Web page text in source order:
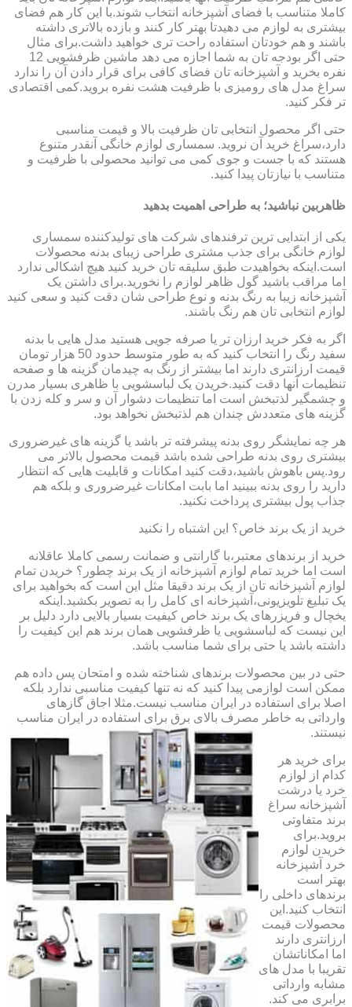
کاملا متناسب با فضای آشپزخانه انتخاب شوند.با این کار هم فضای
بیشتری به لوازم می دهیدتا بهتر کار کنند و بازده بالاتری داشته
باشند و هم خودتان استفاده راحت تری خواهید داشت.برای مثال
حتی اگر بودجه تان به شما اجازه می دهد ماشین ظرفشویی 12
نفره بخرید و آشپزخانه تان فضای کافی برای قرار دادن آن را ندارد
سراغ مدل های رومیزی با ظرفیت هشت نفره بروید.کمی اقتصادی
تر فکر کنید.
حتی اگر محصول انتخابی تان ظرفیت بالا و قیمت مناسبی
دارد،سراغ خرید آن نروید. سمساری لوازم خانگی آنقدر متنوع
هستند که با جست و جوی کمی می توانید محصولی با ظرفیت و
متناسب با نیازتان پیدا کنید.
ظاهربین نباشید؛ به طراحی اهمیت بدهید
یکی از ابتدایی ترین ترفندهای شرکت های تولیدکننده سمساری
لوازم خانگی برای جذب مشتری طراحی زیبای بدنه محصولات
است.اینکه بخواهیدت طبق سلیقه تان خرید کنید هیچ اشکالی ندارد
اما مراقب باشید گول ظاهر لوازم را نخورید.برای داشتن یک
آشپزخانه زیبا به رنگ بدنه و نوع طراحی شان دقت کنید و سعی کنید
لوازم انتخابی تان هم رنگ باشند.
اگر به فکر خرید ارزان تر یا صرفه جویی هستید مدل هایی با بدنه
سفید رنگ را انتخاب کنید که به طور متوسط حدود 50 هزار تومان
قیمت ارزانتری دارند اما بیشتر از رنگ به چیدمان گزینه ها و صفحه
تنظیمات آنها دقت کنید.خریدن یک لباسشویی با ظاهری بسیار مدرن
و چشمگیر لذتبخش است اما تنظیمات دشوار آن و سر و کله زدن با
گزینه های متعددش چندان هم لذتبخش نخواهد بود.
هر چه نمایشگر روی بدنه پیشرفته تر باشد یا گزینه های غیرضروری
بیشتری روی بدنه طراحی شده باشد قیمت محصول بالاتر می
رود.پس باهوش باشید،دقت کنید امکانات و قابلیت هایی که انتظار
دارید را روی بدنه ببینید اما بابت امکانات غیرضروری و بلکه هم
جذاب پول بیشتری پرداخت نکنید.
خرید از یک برند خاص؟ این اشتباه را نکنید
خرید از برندهای معتبر،با گارانتی و ضمانت رسمی کاملا عاقلانه
است اما خرید تمام لوازم آشپزخانه از یک برند چطور؟ خریدن تمام
لوازم آشپزخانه تان از یک برند دقیقا مثل این است که بخواهید برای
یک تبلیغ تلویزیونی،آشپزخانه ای کامل را به تصویر بکشید.اینکه
یخچال و فریزرهای یک برند خاص کیفیت بسیار بالایی دارد دلیل بر
این نیست که لباسشویی یا ظرفشویی همان برند هم این کیفیت را
داشته باشد یا حتی برای شما مناسب باشد.
حتی در بین محصولات برندهای شناخته شده و امتحان پس داده هم
ممکن است لوازمی پیدا کنید که نه تنها کیفیت مناسبی ندارد بلکه
اصلا برای استفاده در ایران مناسب نیست.مثلا اجاق گازهای
وارداتی به خاطر مصرف بالای برق برای استفاده در ایران مناسب
نیستند.
برای خرید هر
کدام از لوازم
خرد یا درشت
آشپزخانه سراغ
برند متفاوتی
بروید.برای
خریدن لوازم
خرد آشپزخانه
بهتر است
برندهای داخلی را
انتخاب کنید.این
محصولات قیمت
ارزانتری دارند
اما امکاناتشان
تقریبا با مدل های
مشابه وارداتی
برابری می کند.